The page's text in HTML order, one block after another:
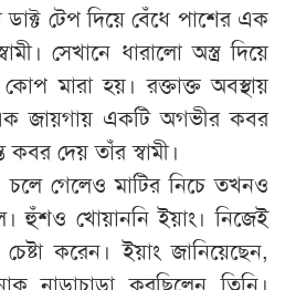
টেপ দিয়ে বেঁধে পাশের এক
সেখানে ধারালো অস্ত্র দিয়ে
মারা হয়। রক্তাক্ত অবস্থায়
জায়গায় একটি অগভীর কবর
দেয় তাঁর স্বামী।
চলে গেলেও মাটির নিচে তখনও
হুঁশও খোয়াননি ইয়াং। নিজেই
করেন। ইয়াং জানিয়েছেন,
নাড়াচাড়া করছিলেন তিনি।